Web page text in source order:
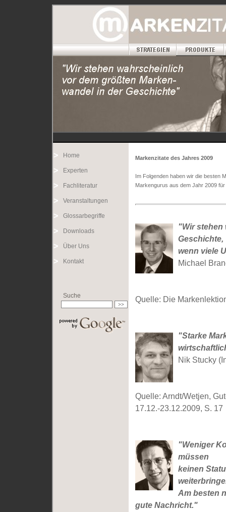
Home
Experten
Fachliteratur
Veranstaltungen
Glossarbegriffe
Downloads
Über Uns
Kontakt
Suche
Markenzitate des Jahres 2009
Im Folgenden haben wir die besten
Markengurus aus dem Jahr 2009
"Wir stehen
Geschichte,
wenn viele
Michael
Quelle: Die
"Starke
Nik Stucky
Quelle: Arndt/Wetjen,
17.12.-23.12.2009, S. 17
"Weniger
müssen
keinen
Am besten
gute Nachricht."